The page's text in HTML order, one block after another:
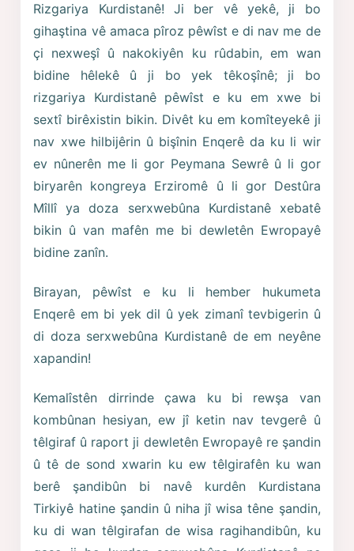
Rizgariya Kurdistanê! Ji ber vê yekê, ji bo
gihaştina vê amaca pîroz pêwîst e di nav me de
çi nexweşî û nakokiyên ku rûdabin, em wan
bidine hêlekê û ji bo yek têkoşînê; ji bo
rizgariya Kurdistanê pêwîst e ku em xwe bi
sextî birêxistin bikin. Divêt ku em komîteyekê ji
nav xwe hilbijêrin û bişînin Enqerê da ku li wir
ev nûnerên me li gor Peymana Sewrê û li gor
biryarên kongreya Erziromê û li gor Destûra
Mîllî ya doza serxwebûna Kurdistanê xebatê
bikin û van mafên me bi dewletên Ewropayê
bidine zanîn.
Birayan, pêwîst e ku li hember hukumeta
Enqerê em bi yek dil û yek zimanî tevbigerin û
di doza serxwebûna Kurdistanê de em neyêne
xapandin!
Kemalîstên dirrinde çawa ku bi rewşa van
kombûnan hesiyan, ew jî ketin nav tevgerê û
têlgiraf û raport ji dewletên Ewropayê re şandin
û tê de sond xwarin ku ew têlgirafên ku wan
berê şandibûn bi navê kurdên Kurdistana
Tirkiyê hatine şandin û niha jî wisa têne şandin,
ku di wan têlgirafan de wisa ragihandibûn, ku